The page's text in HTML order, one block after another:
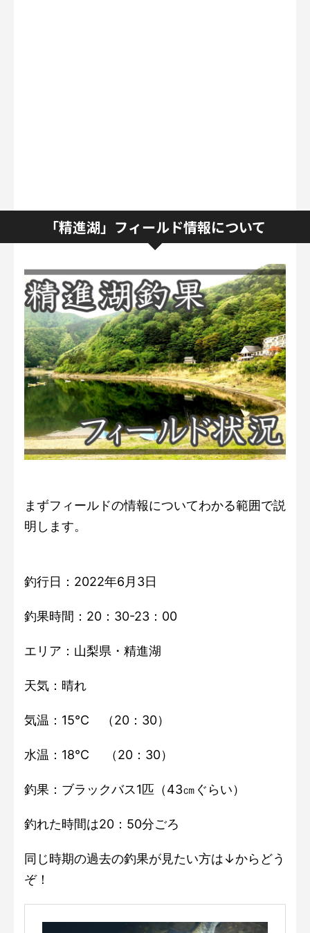
「精進湖」フィールド情報について
まずフィールドの情報についてわかる範囲で説
明します。
釣行日：2022年6月3日
釣果時間：20：30-23：00
エリア：山梨県・精進湖
天気：晴れ
気温：15℃ （20：30）
水温：18℃ （20：30）
釣果：ブラックバス1匹（43㎝ぐらい）
釣れた時間は20：50分ごろ
同じ時期の過去の釣果が見たい方は↓からどう
ぞ！